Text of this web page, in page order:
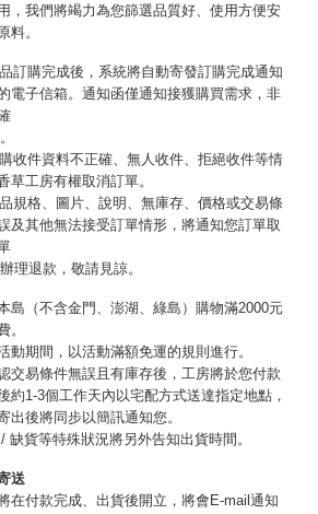
，我們將竭力為您篩選品質好、使用方便安
料。
訂購完成後，系統將自動寄發訂購完成通知
電子信箱。通知函僅通知接獲購買需求，非
收件資料不正確、無人收件、拒絕收件等情
草工房有權取消訂單。
規格、圖片、說明、無庫存、價格或交易條
及其他無法接受訂單情形，將通知您訂單取
理退款，敬請見諒。
島（不含金門、澎湖、綠島）購物滿2000元
。
動期間，以活動滿額免運的規則進行。
交易條件無誤且有庫存後，工房將於您付款
約1-3個工作天內以宅配方式送達指定地點，
出後將同步以簡訊通知您。
缺貨等特殊狀況將另外告知出貨時間。
送
在付款完成、出貨後開立，將會E-mail通知